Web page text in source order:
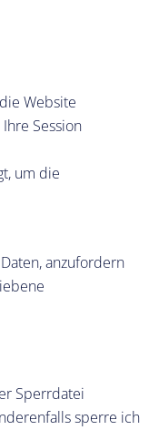
Website
Session
um die
anzufordern
Sperrdatei
sperre ich